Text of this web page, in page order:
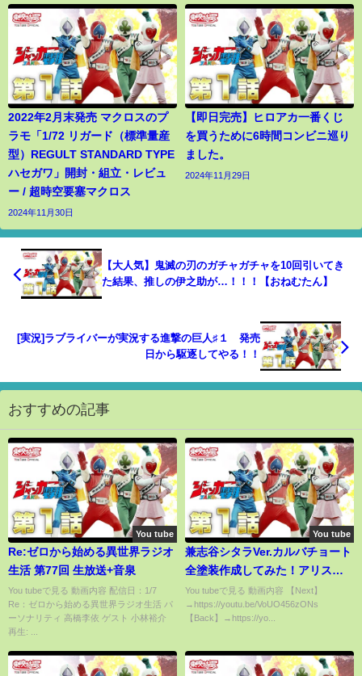
2022年2月末発売 マクロスのプ
ラモ「1/72 リガード（標準量産
型）REGULT STANDARD TYPE
ハセガワ」開封・組立・レビュ
ー / 超時空要塞マクロス
2024年11月30日
【即日完売】ヒロアカ一番くじ
を買うために6時間コンビニ巡り
ました。
2024年11月29日
【大人気】鬼滅の刃のガチャガチャを10回引いてき
た結果、推しの伊之助が…！！！【おねむたん】
[実況]ラブライバーが実況する進撃の巨人♯１ 発売
日から駆逐してやる！！
おすすめの記事
You tube
Re:ゼロから始める異世界ラジオ
生活 第77回 生放送+音泉
You tubeで見る 動画内容 配信日：1/7
Re：ゼロから始める異世界ラジオ生活 パ
ーソナリティ 高橋李依 ゲスト 小林裕介
再生: ...
You tube
兼志谷シタラVer.カルバチョート
全塗装作成してみた！アリスギ
アアイギス×メガミデバイス【ゆ
っくり実況】
You tubeで見る 動画内容 【Next】
→https://youtu.be/VoUO456zONs
【Back】→https://yo...